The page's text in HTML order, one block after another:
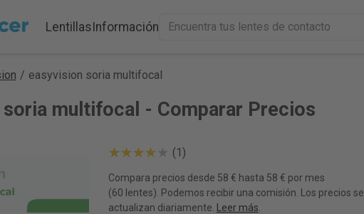
LentillasInformación
/ easyvision soria multifocal
multifocal - Comparar Precios
(1)
Compara precios desde 58 € hasta 58 € por mes
(60 lentes). Podemos recibir una comisión. Los precios se
actualizan diariamente. Leer más